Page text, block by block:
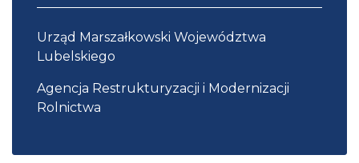
Urząd Marszałkowski Województwa
Lubelskiego
Agencja Restrukturyzacji i Modernizacji
Rolnictwa